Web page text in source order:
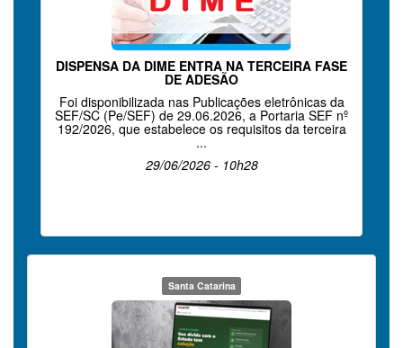
DISPENSA DA DIME ENTRA NA TERCEIRA FASE
DE ADESÃO
Foi disponibilizada nas Publicações eletrônicas da
SEF/SC (Pe/SEF) de 29.06.2026, a Portaria SEF nº
192/2026, que estabelece os requisitos da terceira
...
29/06/2026 - 10h28
Santa Catarina